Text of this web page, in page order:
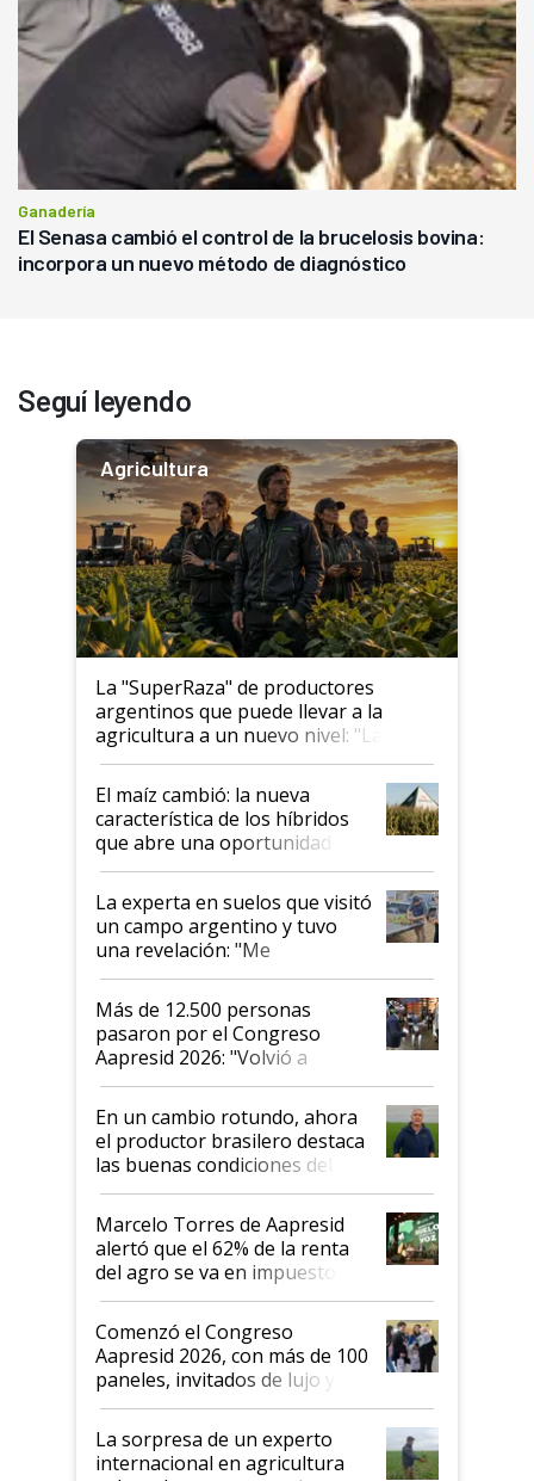
Ganadería
El Senasa cambió el control de la brucelosis bovina:
incorpora un nuevo método de diagnóstico
Seguí leyendo
Agricultura
La "SuperRaza" de productores
argentinos que puede llevar a la
agricultura a un nuevo nivel: "Las
posibilidades de crecimiento son
infinitas"
El maíz cambió: la nueva
característica de los híbridos
que abre una oportunidad en
el lote
La experta en suelos que visitó
un campo argentino y tuvo
una revelación: "Me
impresionó mucho"
Más de 12.500 personas
pasaron por el Congreso
Aapresid 2026: "Volvió a
demostrar que hablar del
suelo es hablar de todo el
sistema productivo"
En un cambio rotundo, ahora
el productor brasilero destaca
las buenas condiciones del
agro argentino para invertir:
"Los veo más motivados"
Marcelo Torres de Aapresid
alertó que el 62% de la renta
del agro se va en impuestos:
"No es bueno que en
Argentina se sigan discutiendo
las mismas cosas de hace 50
años"
Comenzó el Congreso
Aapresid 2026, con más de 100
paneles, invitados de lujo y
todas las tendencias
La sorpresa de un experto
internacional en agricultura